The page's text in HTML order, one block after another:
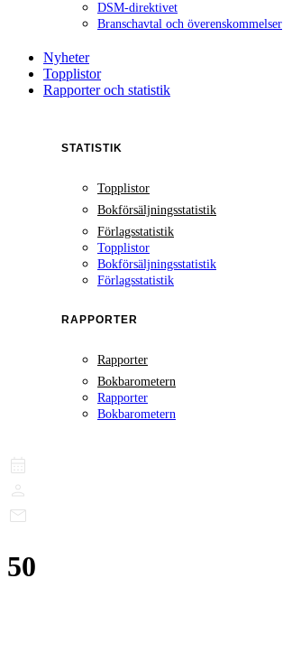
DSM-direktivet
Branschavtal och överenskommelser
Nyheter
Topplistor
Rapporter och statistik
STATISTIK
Topplistor
Bokförsäljningsstatistik
Förlagsstatistik
Topplistor
Bokförsäljningsstatistik
Förlagsstatistik
RAPPORTER
Rapporter
Bokbarometern
Rapporter
Bokbarometern
50